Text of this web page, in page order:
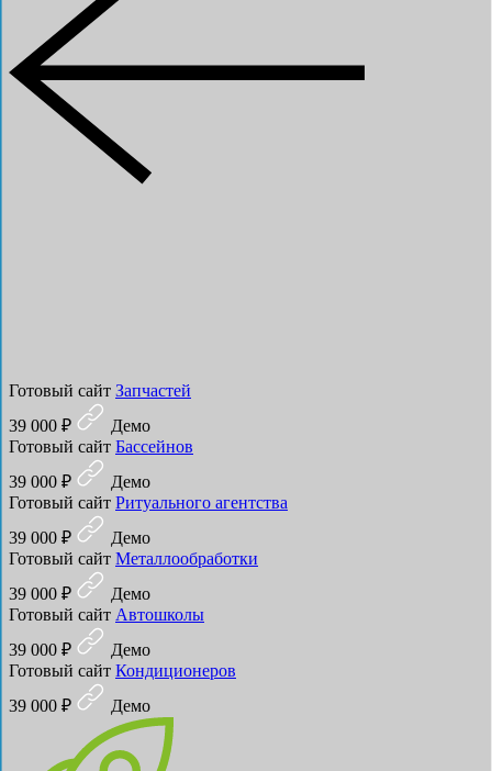
Готовый сайт Запчастей
39 000 ₽
Демо
Готовый сайт Бассейнов
39 000 ₽
Демо
Готовый сайт Ритуального агентства
39 000 ₽
Демо
Готовый сайт Металлообработки
39 000 ₽
Демо
Готовый сайт Автошколы
39 000 ₽
Демо
Готовый сайт Кондиционеров
39 000 ₽
Демо